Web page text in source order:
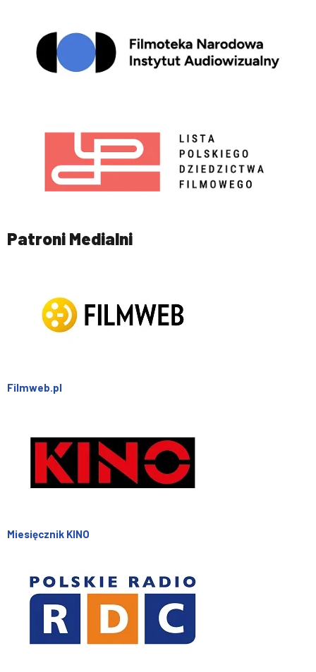
Patroni Medialni
Filmweb.pl
Miesięcznik KINO